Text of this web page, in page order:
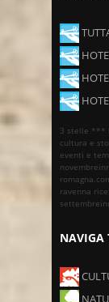
3 stelle ***
cultura e
eventi e
ravenna
NAVIGA